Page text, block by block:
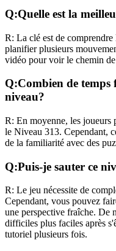
Q:Quelle est la
R: La clé est de
planifier plusieurs
vidéo pour voir le chemin
Q:Combien de
niveau?
R: En moyenne, les joueurs
le Niveau 313. Cependant,
de la familiarité avec des
Q:Puis-je sauter ce
R: Le jeu nécessite de
Cependant, vous pouvez
une perspective fraîche. De
difficiles plus faciles après
tutoriel plusieurs fois.